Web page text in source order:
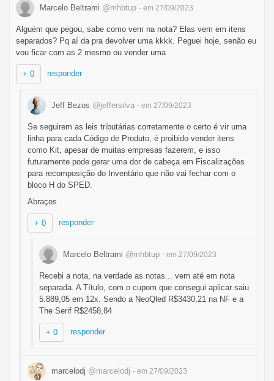
Marcelo Beltrami @mhbtup - em 27/09/2023
Alguém que pegou, sabe como vem na nota? Elas vem em itens
separados? Pq aí da pra devolver uma kkkk. Peguei hoje, senão eu
vou ficar com as 2 mesmo ou vender uma
+ 0 responder
Jeff Bezos @jeffersilva - em 27/09/2023
Se seguirem as leis tributárias corretamente o certo é vir uma
linha para cada Código de Produto, é proibido vender itens
como Kit, apesar de muitas empresas fazerem, e isso
futuramente pode gerar uma dor de cabeça em Fiscalizações
para recomposição do Inventário que não vai fechar com o
bloco H do SPED.
Abraços
+ 0 responder
Marcelo Beltrami @mhbtup - em 27/09/2023
Recebi a nota, na verdade as notas... vem até em nota
separada. A Título, com o cupom que consegui aplicar saiu
5.889,05 em 12x. Sendo a NeoQled R$3430,21 na NF e a
The Serif R$2458,84
+ 0 responder
marcelodj @marcelodj - em 27/09/2023